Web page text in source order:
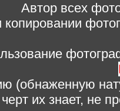
Автор всех
копировании
(обнаженную
их знает, не